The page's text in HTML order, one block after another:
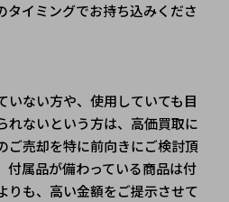
タイミングでお持ち込みくださ
いない方や、使用していても目
れないという方は、高価買取に
ご売却を特に前向きにご検討頂
付属品が備わっている商品は付
りも、高い金額をご提示させて